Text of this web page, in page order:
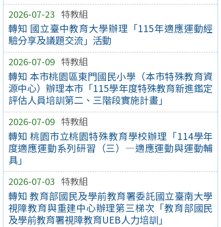
2026-07-23 特教組
轉知 國立臺中教育大學辦理「115年適應運動經
驗分享及議題交流」活動
2026-07-09 特教組
轉知 本市桃園區東門國民小學（本市特殊教育資
源中心）辦理本市「115學年度特殊教育新進鑑定
評估人員培訓第二、三階段實施計畫」
2026-07-09 特教組
轉知 桃園市立桃園特殊教育學校辦理「114學年
度適應運動系列研習（三）—適應運動與運動輔
具」
2026-07-03 特教組
轉知 教育部國民及學前教育署委託國立臺南大學
視障教育與重建中心辦理第三梯次「教育部國民
及學前教育署視障教育UEB人力培訓」